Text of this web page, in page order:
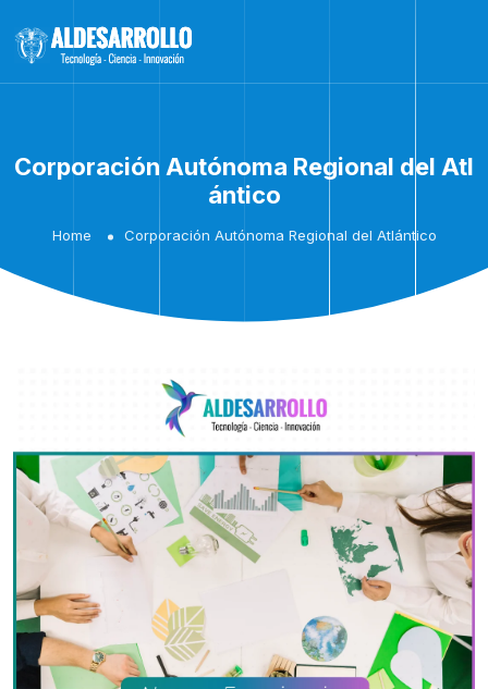
Corporación Autónoma Regional del Atl
ántico
Home Corporación Autónoma Regional del Atlántico